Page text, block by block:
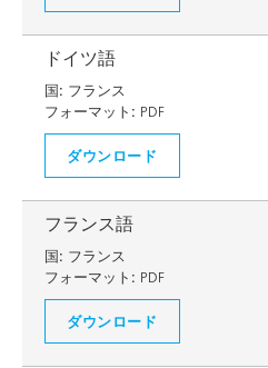
ドイツ語
国: フランス
フォーマット: PDF
ダウンロード
フランス語
国: フランス
フォーマット: PDF
ダウンロード